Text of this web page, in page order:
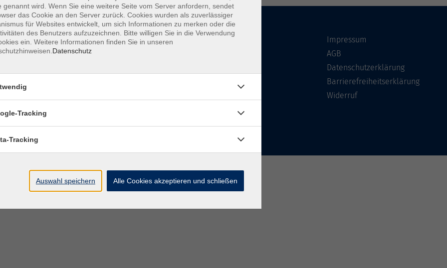
Startseite
Impressum
AGB
Datenschutzerklärung
Barrierefreiheitserklärung
Widerruf
genannt wird. Wenn Sie eine weitere Seite vom Server anfordern, sendet
das Cookie an den Server zurück. Cookies wurden als zuverlässiger
für Websites entwickelt, um sich Informationen zu merken oder die
des Benutzers aufzuzeichnen. Bitte willigen Sie in die Verwendung
ein. Weitere Informationen finden Sie in unseren
Datenschutz
Tracking
Tracking
Auswahl speichern Alle Cookies akzeptieren und schließen